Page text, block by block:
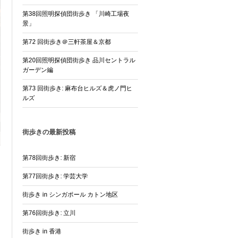
第38回照明探偵団街歩き 「川崎工場夜
景」
第72 回街歩き＠三軒茶屋＆京都
第20回照明探偵団街歩き 品川セントラル
ガーデン編
第73 回街歩き: 麻布台ヒルズ＆虎ノ門ヒ
ルズ
街歩きの最新投稿
第78回街歩き: 新宿
第77回街歩き: 学芸大学
街歩き in シンガポール カトン地区
第76回街歩き: 立川
街歩き in 香港